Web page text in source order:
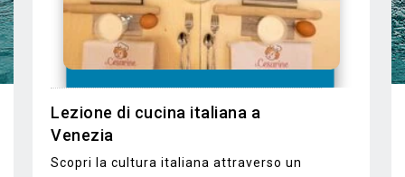
Tour del Bosco e delle Cappelle